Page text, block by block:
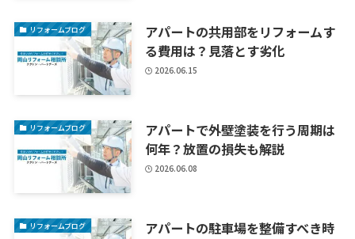
リフォームブログ
アパートの共用部をリフォームす
る費用は？見落とす劣化
2026.06.15
リフォームブログ
アパートで外壁塗装を行う周期は
何年？放置の損失も解説
2026.06.08
リフォームブログ
アパートの駐車場を整備すべき時